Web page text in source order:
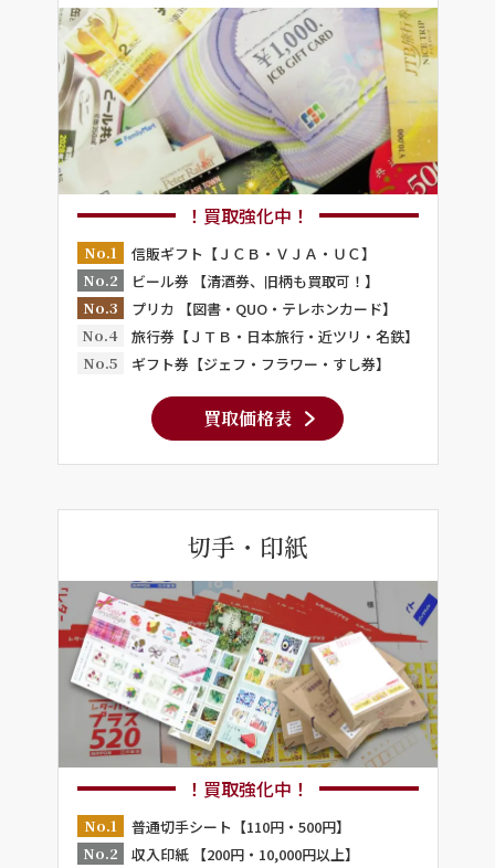
！買取強化中！
No.1
信販ギフト【ＪＣＢ・ＶＪＡ・ＵＣ】
No.2
ビール券 【清酒券、旧柄も買取可！】
No.3
プリカ 【図書・QUO・テレホンカード】
No.4
旅行券【ＪＴＢ・日本旅行・近ツリ・名鉄】
No.5
ギフト券【ジェフ・フラワー・すし券】
買取価格表
切手・印紙
！買取強化中！
No.1
普通切手シート【110円・500円】
No.2
収入印紙 【200円・10,000円以上】